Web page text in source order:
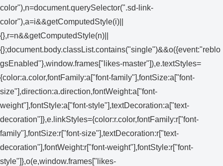
color"),n=document.querySelector(".sd-link-
color"),a=i&&getComputedStyle(i)||
{},r=n&&getComputedStyle(n)||
{};document.body.classList.contains("single")&&o({event:"reblo
gsEnabled"},window.frames["likes-master"]),e.textStyles=
{color:a.color,fontFamily:a["font-family"],fontSize:a["font-
size"],direction:a.direction,fontWeight:a["font-
weight"],fontStyle:a["font-style"],textDecoration:a["text-
decoration"]},e.linkStyles={color:r.color,fontFamily:r["font-
family"],fontSize:r["font-size"],textDecoration:r["text-
decoration"],fontWeight:r["font-weight"],fontStyle:r["font-
style"]},o(e,window.frames["likes-